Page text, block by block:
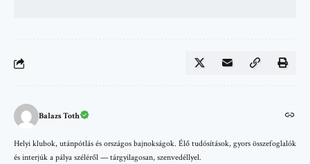
Balazs Toth
Helyi klubok, utánpótlás és országos bajnokságok. Élő tudósítások, gyors összefoglalók
és interjúk a pálya széléről — tárgyilagosan, szenvedéllyel.